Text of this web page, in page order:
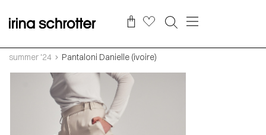
summer '24 Pantaloni Danielle (ivoire)